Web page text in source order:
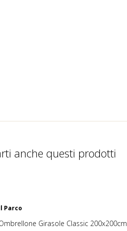
anche questi prodotti
Parco
Girasole Classic 200x200cm